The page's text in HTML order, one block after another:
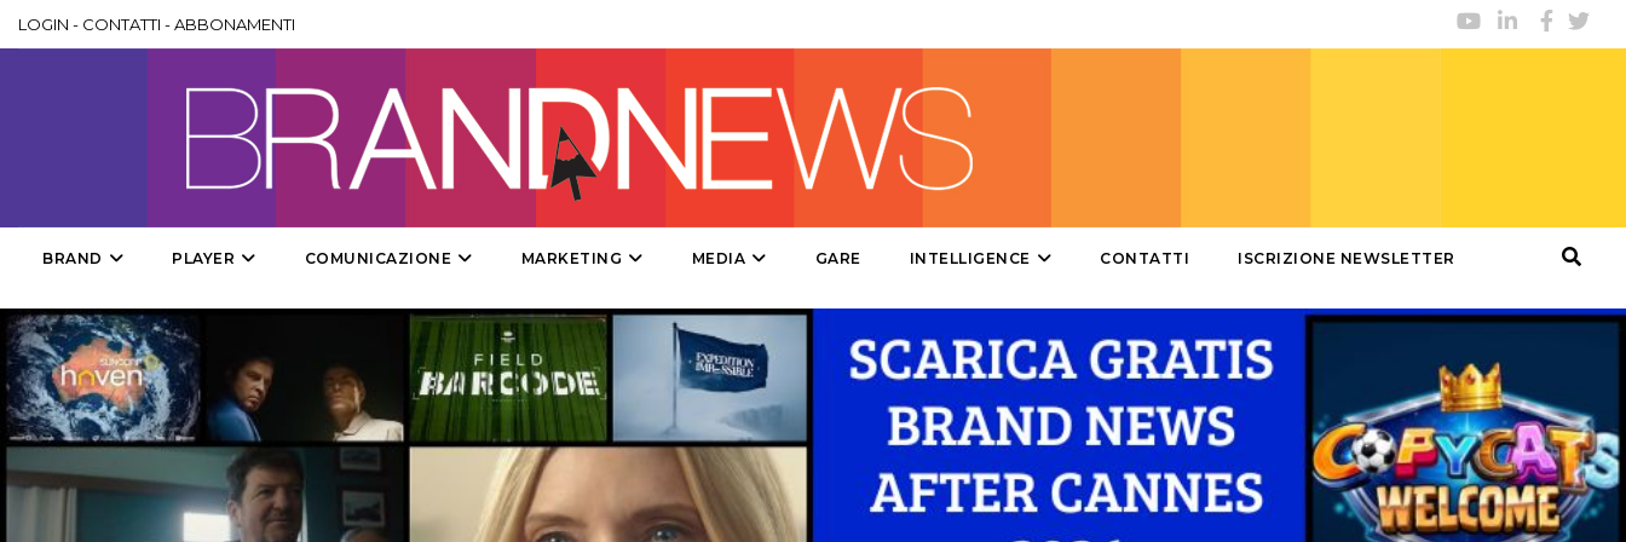
DESIGN
PUNTI VENDITA
CSR
LOGIN - CONTATTI -ABBONAMENTI
BRAND PLAYER COMUNICAZIONE MARKETING MEDIA GARE INTELLIGENCE CONTATTI ISCRIZIONE NEWSLETTER